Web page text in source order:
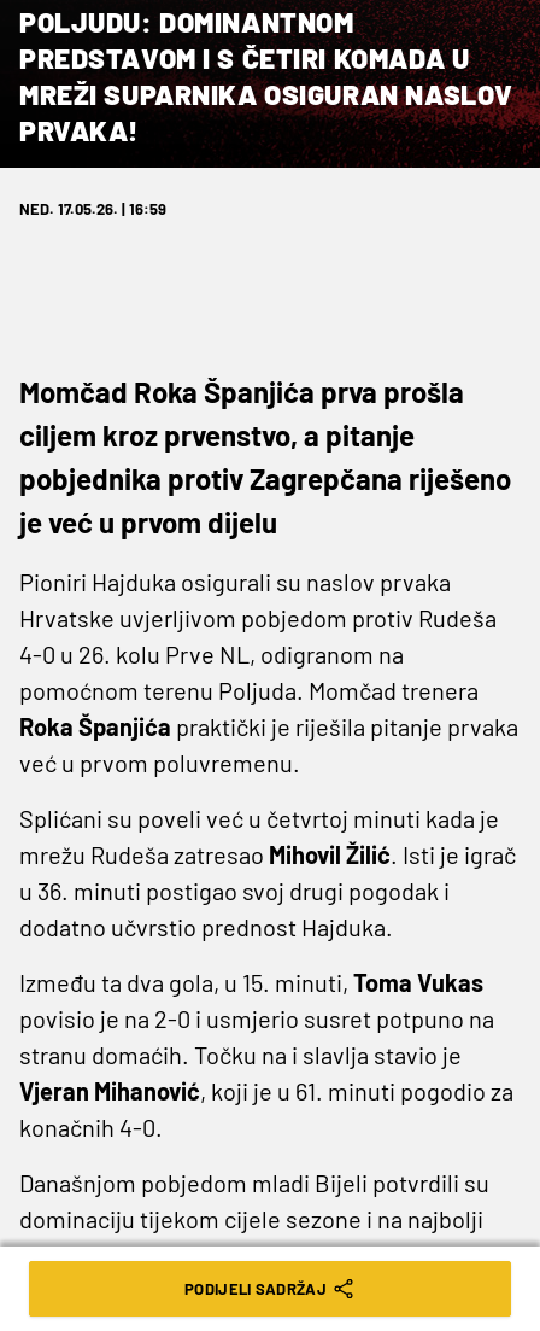
POLJUDU: DOMINANTNOM
PREDSTAVOM I S ČETIRI KOMADA U
MREŽI SUPARNIKA OSIGURAN NASLOV
PRVAKA!
NED. 17.05.26. | 16:59
Momčad Roka Španjića prva prošla
ciljem kroz prvenstvo, a pitanje
pobjednika protiv Zagrepčana riješeno
je već u prvom dijelu
Pioniri Hajduka osigurali su naslov prvaka
Hrvatske uvjerljivom pobjedom protiv Rudeša
4-0 u 26. kolu Prve NL, odigranom na
pomoćnom terenu Poljuda. Momčad trenera
Roka Španjića praktički je riješila pitanje prvaka
već u prvom poluvremenu.
Splićani su poveli već u četvrtoj minuti kada je
mrežu Rudeša zatresao Mihovil Žilić . Isti je igrač
u 36. minuti postigao svoj drugi pogodak i
dodatno učvrstio prednost Hajduka.
Između ta dva gola, u 15. minuti, Toma Vukas
povisio je na 2-0 i usmjerio susret potpuno na
stranu domaćih. Točku na i slavlja stavio je
Vjeran Mihanović, koji je u 61. minuti pogodio za
konačnih 4-0.
Današnjom pobjedom mladi Bijeli potvrdili su
dominaciju tijekom cijele sezone i na najbolji
način okrunili svoj put do titule prvaka Hrvatske
u pionirskoj konkurenciji.
PODIJELI SADRŽAJ